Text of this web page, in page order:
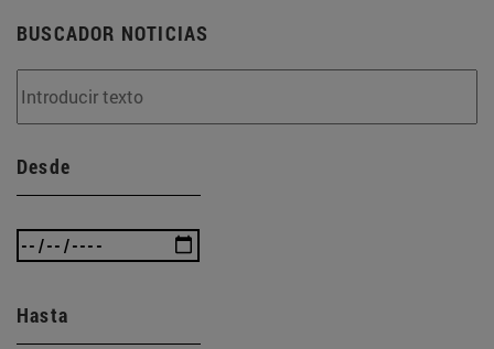
BUSCADOR NOTICIAS
Desde
Hasta